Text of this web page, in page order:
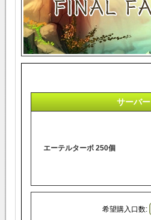
サーバー
エーテルターボ 250個
希望購入口数: